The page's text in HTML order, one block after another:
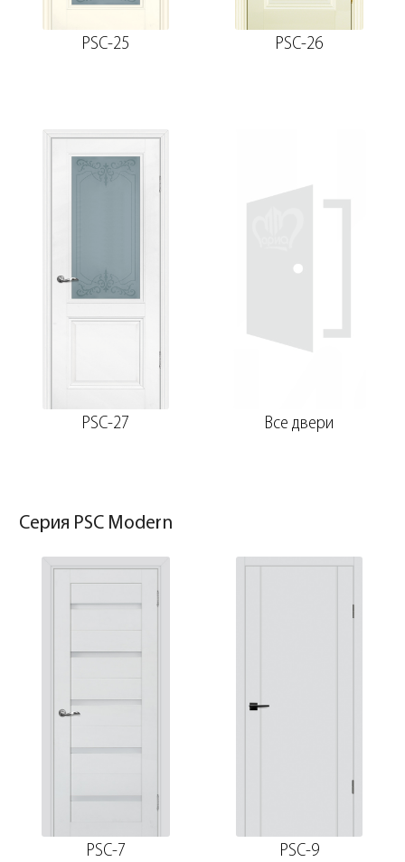
PSC-25 PSC-26
PSC-27 Все двери
Серия PSC Modern
PSC-7 PSC-9